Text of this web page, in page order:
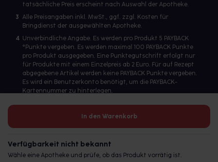
In den Warenkorb
Verfügbarkeit nicht bekannt
Wähle eine Apotheke und prüfe, ob das Produkt vorrätig ist.
tatsächliche Preis erscheint nach Auswahl der Apotheke.
3 Alle Preisangaben inkl. MwSt., ggf. zzgl. Kosten für
Bringdienst der ausgewählten Apotheke.
4 Unverbindliche Angabe. Es werden pro Produkt 5 PAYBACK
°Punkte vergeben. Es werden maximal 100 PAYBACK Punkte
pro Produkt ausgegeben. Eine Punktegutschrift erfolgt nur
für Produkte mit einem Einzelpreis ab 2 Euro. Für auf Rezept
abgegebene Artikel werden keine PAYBACK Punkte vergeben.
Es wird ein Benutzerkonto benötigt, um die PAYBACK-
Kartennummer zu hinterlegen.
Betreiber des Portals und verantwortlich: gesund.de GmbH &
© 2026 gesund.de GmbH & Co. KG